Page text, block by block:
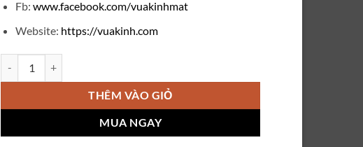
Fb:www.facebook.com/vuakinhmat
Website: https://vuakinh.com
THÊM VÀO GIỎ
MUA NGAY